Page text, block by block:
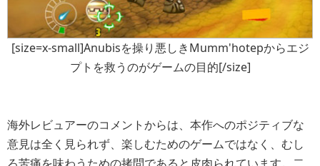
[size=x-small]Anubisを操り悪しきMumm'hotepからエジ
プトを救うのがゲームの目的[/size]
海外レビュアーのコメントからは、本作へのポジティブな
意見は全く見られず、楽しむためのゲームではなく、むし